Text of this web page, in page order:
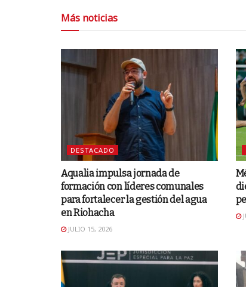
Más noticias
DESTACADO
Aqualia impulsa jornada de
formación con líderes comunales
para fortalecer la gestión del agua
en Riohacha
JULIO 15, 2026